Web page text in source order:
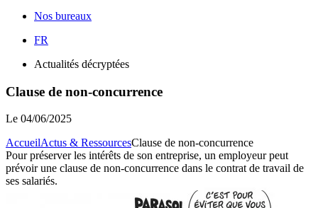
Nos bureaux
FR
Actualités décryptées
Clause de non-concurrence
Le 04/06/2025
AccueilActus & RessourcesClause de non-concurrence
Pour préserver les intérêts de son entreprise, un employeur peut
prévoir une clause de non-concurrence dans le contrat de travail de
ses salariés.